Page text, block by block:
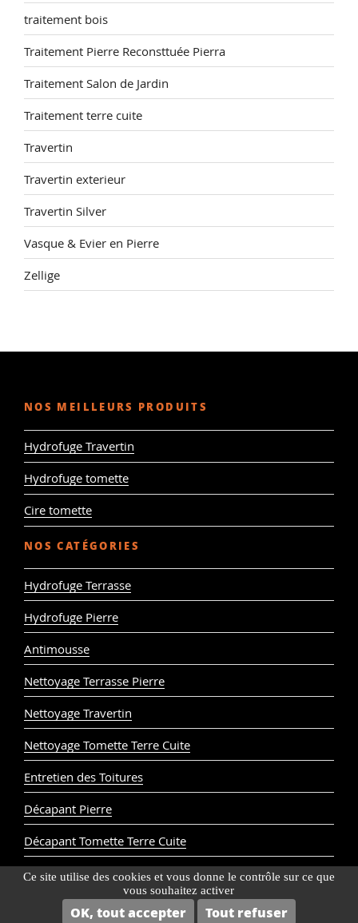
Ce site utilise des cookies et vous donne le contrôle sur ce que
vous souhaitez activer
OK, tout accepter Tout refuser
traitement bois
Traitement Pierre Reconsttuée Pierra
Traitement Salon de Jardin
Traitement terre cuite
Travertin
Travertin exterieur
Travertin Silver
Vasque & Evier en Pierre
Zellige
NOS MEILLEURS PRODUITS
Hydrofuge Travertin
Hydrofuge tomette
Cire tomette
NOS CATÉGORIES
Hydrofuge Terrasse
Hydrofuge Pierre
Antimousse
Nettoyage Terrasse Pierre
Nettoyage Travertin
Nettoyage Tomette Terre Cuite
Entretien des Toitures
Décapant Pierre
Décapant Tomette Terre Cuite
© Cera Roc 2024
Mentions légales
Contacter le service client